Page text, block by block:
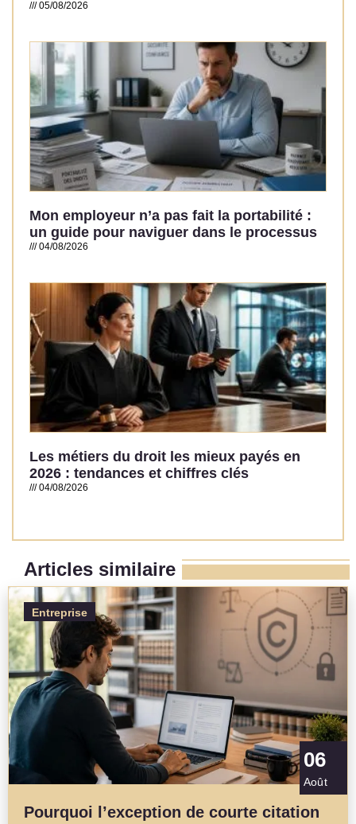
05/08/2026
Mon employeur n’a pas fait la portabilité :
un guide pour naviguer dans le processus
04/08/2026
Les métiers du droit les mieux payés en
2026 : tendances et chiffres clés
04/08/2026
Articles similaire
Entreprise
06
Août
Pourquoi l’exception de courte citation